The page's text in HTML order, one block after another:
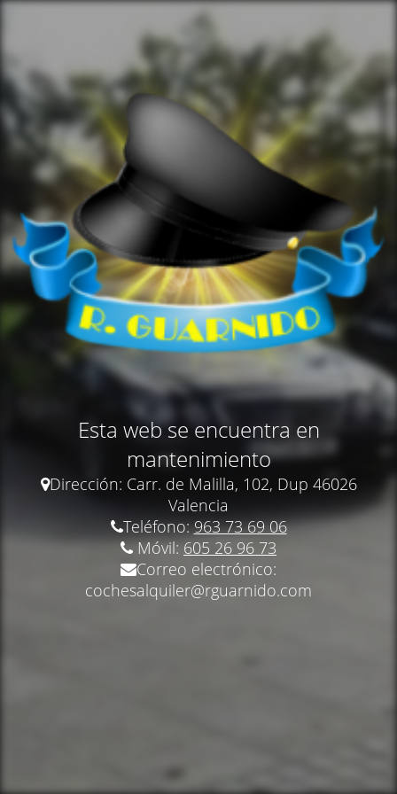
Esta web se encuentra en
mantenimiento
Dirección: Carr. de Malilla, 102, Dup 46026
Valencia
Teléfono:963 73 69 06
Móvil: 605 26 96 73
Correo electrónico:
cochesalquiler@rguarnido.com